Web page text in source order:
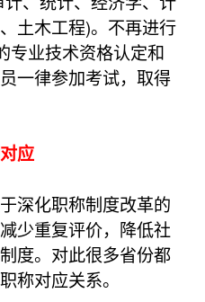
土木工程)。不再进行
专业技术资格认定和
一律参加考试，取得
应
深化职称制度改革的
少重复评价，降低社
度。对此很多省份都
称对应关系。